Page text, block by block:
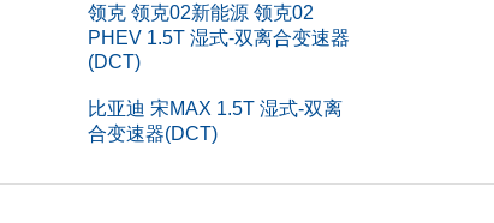
最大功率转速(rpm)
气缸排列形式
领克 领克02新能源 领克02
PHEV 1.5T 湿式-双离合变速器
(DCT)
比亚迪 宋MAX 1.5T 湿式-双离
合变速器(DCT)